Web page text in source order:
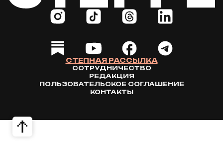
СТЕПНАЯ РАССЫЛКА
СОТРУДНИЧЕСТВО
РЕДАКЦИЯ
ПОЛЬЗОВАТЕЛЬСКОЕ СОГЛАШЕНИЕ
КОНТАКТЫ